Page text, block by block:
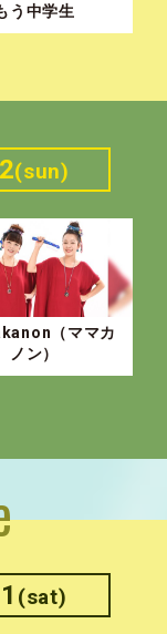
う中学生
(sun)
（ママカ
ノン）
(sat)